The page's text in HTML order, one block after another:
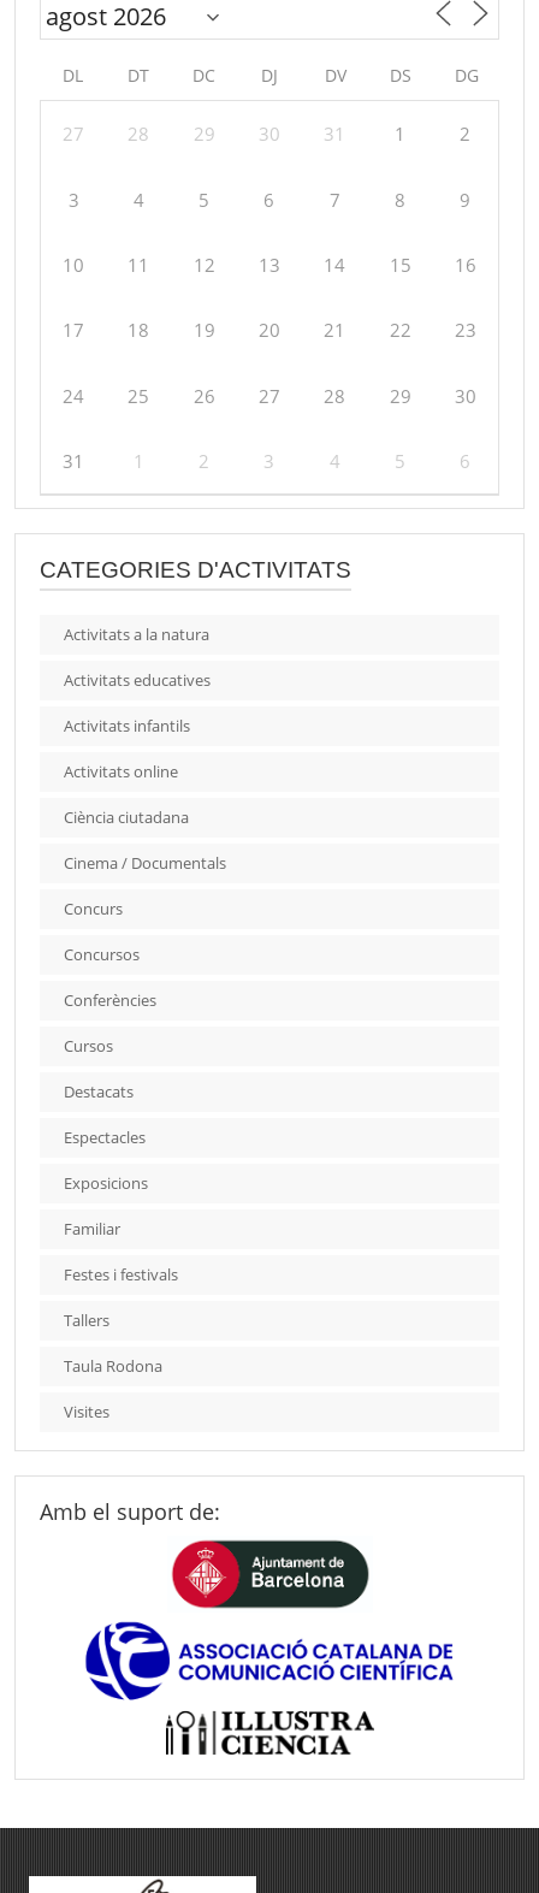
DL DT DC DJ DV DS DG
27 28 29 30 31 1 2
3 4 5 6 7 8 9
10 11 12 13 14 15 16
17 18 19 20 21 22 23
24 25 26 27 28 29 30
31 1 2 3 4 5 6
CATEGORIES D'ACTIVITATS
Activitats a la natura
Activitats educatives
Activitats infantils
Activitats online
Ciència ciutadana
Cinema / Documentals
Concurs
Concursos
Conferències
Cursos
Destacats
Espectacles
Exposicions
Familiar
Festes i festivals
Tallers
Taula Rodona
Visites
Amb el suport de: